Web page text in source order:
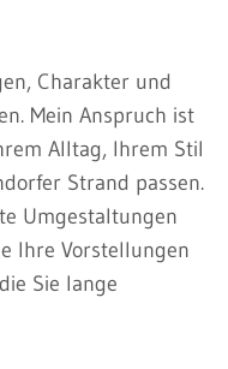
Charakter und
Mein Anspruch ist
Alltag, Ihrem Stil
Strand passen.
Umgestaltungen
Ihre Vorstellungen
Sie lange